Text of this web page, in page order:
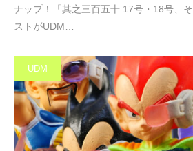
ナップ！「其之三百五十 17号・18号、
ストがUDM…
UDM